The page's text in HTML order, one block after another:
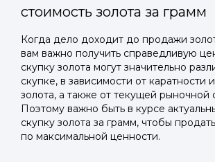
стоимость золота за грамм
Когда дело доходит до продажи
вам важно получить справедливую
скупку золота могут значительно
скупке, в зависимости от каратности
золота, а также от текущей рыночной
Поэтому важно быть в курсе
скупку золота за грамм, чтобы
по максимальной ценности.